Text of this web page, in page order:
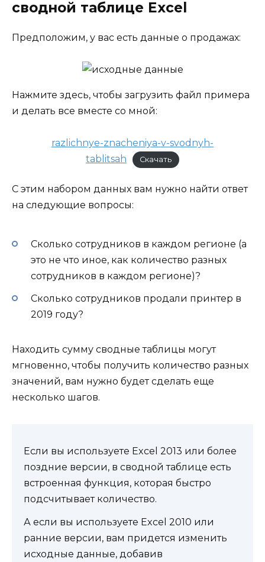
сводной таблице Excel
Предположим, у вас есть данные о продажах:
Нажмите здесь, чтобы загрузить файл примера
и делать все вместе со мной:
razlichnye-znacheniya-v-svodnyh-
tablitsah
Скачать
С этим набором данных вам нужно найти ответ
на следующие вопросы:
Сколько сотрудников в каждом регионе (а
это не что иное, как количество разных
сотрудников в каждом регионе)?
Сколько сотрудников продали принтер в
2019 году?
Находить сумму сводные таблицы могут
мгновенно, чтобы получить количество разных
значений, вам нужно будет сделать еще
несколько шагов.
Если вы используете Excel 2013 или более
поздние версии, в сводной таблице есть
встроенная функция, которая быстро
подсчитывает количество.
А если вы используете Excel 2010 или
ранние версии, вам придется изменить
исходные данные, добавив